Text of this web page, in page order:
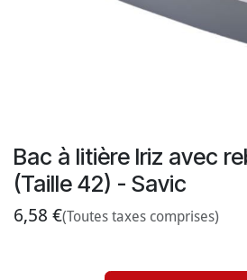
Bac à litière Iriz avec
(Taille 42) - Savic
6,58 €(Toutes taxes comprises)